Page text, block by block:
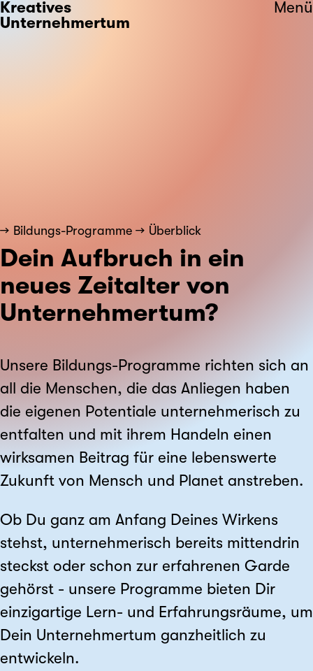
Kreatives
Unternehmertum
Menü
Bildungs-Programme Überblick
Dein Aufbruch in ein
neues Zeitalter von
Unternehmertum?
Unsere Bildungs-Programme richten sich an
all die Menschen, die das Anliegen haben
die eigenen Potentiale unternehmerisch zu
entfalten und mit ihrem Handeln einen
wirksamen Beitrag für eine lebenswerte
Zukunft von Mensch und Planet anstreben.
Ob Du ganz am Anfang Deines Wirkens
stehst, unternehmerisch bereits mittendrin
steckst oder schon zur erfahrenen Garde
gehörst - unsere Programme bieten Dir
einzigartige Lern- und Erfahrungsräume, um
Dein Unternehmertum ganzheitlich zu
entwickeln.